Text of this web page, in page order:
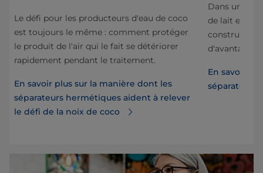
Le défi pour les producteurs d'eau de coco
est toujours le même : comment protéger
le produit de l'air qui le fait se détériorer
rapidement pendant le traitement.
En savoir plus sur la manière dont les
séparateurs hermétiques aident à relever
le défi de la noix de coco
Dans un
de lait et il
construction
d'avantages
En savoir
séparateur